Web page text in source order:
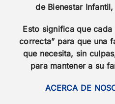
de Bienestar
Esto significa que cada
correcta” para que una
que necesita, sin
para mantener a su
ACERCA DE